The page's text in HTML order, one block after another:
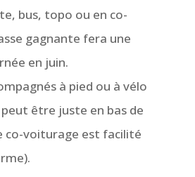
bus, topo ou en co-
gagnante fera une
en juin.
à pied ou à vélo
être juste en bas de
co-voiturage est facilité